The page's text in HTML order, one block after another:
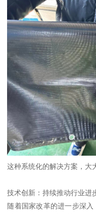
这种系统化的解决方案，大
技术创新：持续推动行业进
随着国家改革的进一步深